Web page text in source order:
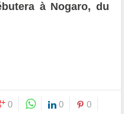
à Nogaro, du
0 0 0